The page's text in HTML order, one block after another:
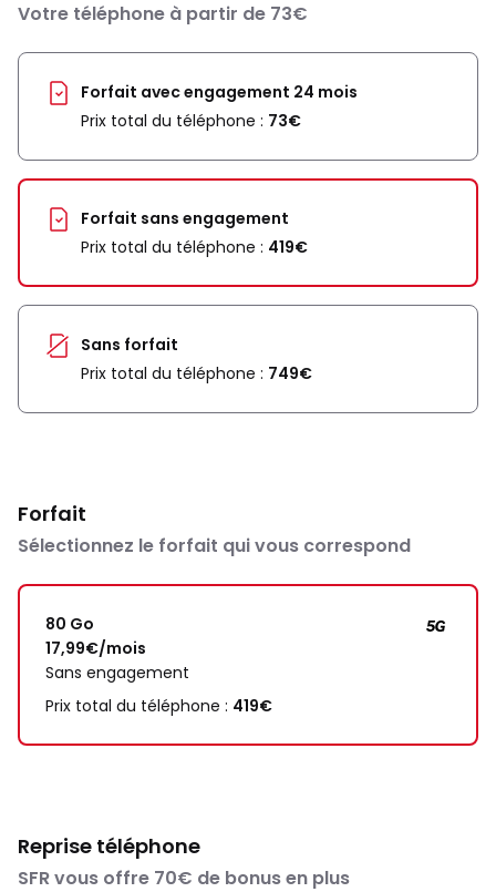
Votre téléphone à partir de 73€
Forfait avec engagement 24 mois
Prix total du téléphone : 73€
Forfait sans engagement
Prix total du téléphone : 419€
Sans forfait
Prix total du téléphone : 749€
Forfait
Sélectionnez le forfait qui vous correspond
80 Go
17,99€/mois
Sans engagement
Prix total du téléphone : 419€
Reprise téléphone
SFR vous offre 70€ de bonus en plus